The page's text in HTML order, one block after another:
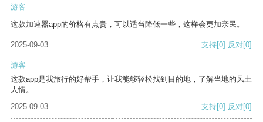
游客
这款加速器app的价格有点贵，可以适当降低一些，这样会更加亲民。
2025-09-03 支持[0] 反对[0]
游客
这款app是我旅行的好帮手，让我能够轻松找到目的地，了解当地的风土
人情。
2025-09-03
支持[0] 反对[0]